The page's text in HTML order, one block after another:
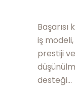
Başarısı
iş
prestiji
desteği...